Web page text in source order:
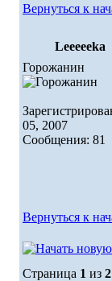
Вернуться к
Leeeeeka
Горожанин
05, 2007
Сообщения: 81
Вернуться к
Страница 1 из 2